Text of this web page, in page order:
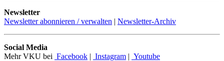
Newsletter
Newsletter abonnieren / verwalten | Newsletter-Archiv
Social Media
Mehr VKU bei Facebook | Instagram | Youtube